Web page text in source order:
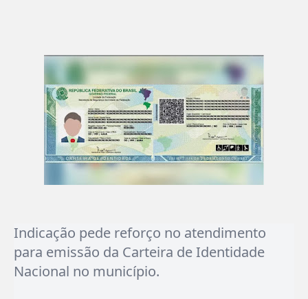
Indicação pede reforço no atendimento
para emissão da Carteira de Identidade
Nacional no município.